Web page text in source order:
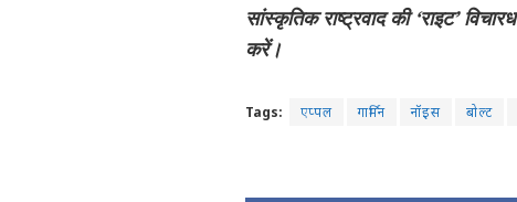
सांस्कृतिक राष्ट्रवाद की ‘राइट’
करें।
Tags: एप्पल गार्मिन नॉइस बोल्ट